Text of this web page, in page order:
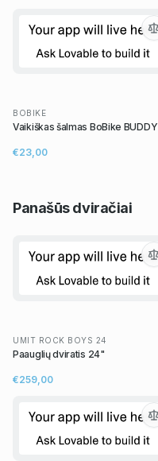
BOBIKE
Vaikiškas šalmas BoBike BUDDY
€23,00
Panašūsdviračiai
UMIT ROCK BOYS 24
Paauglių dviratis 24"
€259,00